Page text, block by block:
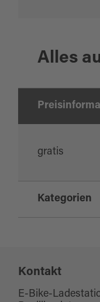
Alles
gratis
Kategorien
Kontakt
E-Bike-